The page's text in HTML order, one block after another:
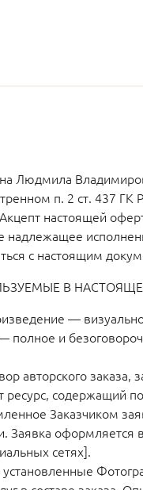
Людмила
п. 2 ст. 437 ГК
настоящей
надлежащее
с настоящим
В
—
и
авторского
ресурс, содержащий
Заказчиком
Заявка оформляется
сетях].